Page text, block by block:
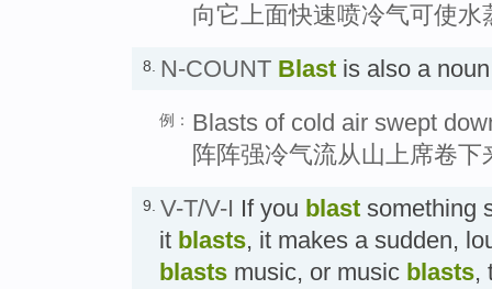
向它上面快速喷冷气可使水
8. N-COUNT Blast is also a
例： Blasts of cold air swept
阵阵强冷气流从山上席卷下
9. V-T/V-I If you blast something
it blasts, it makes a sudden,
blasts music, or music blasts,